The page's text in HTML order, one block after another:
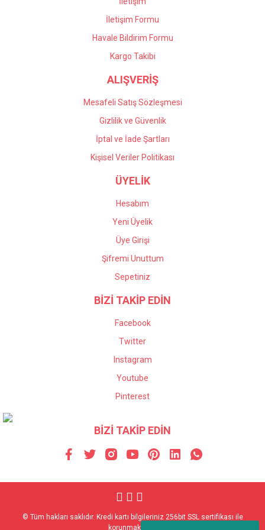
Gönder
İletişim Formu
Havale Bildirim Formu
Kargo Takibi
ALIŞVERİŞ
Mesafeli Satış Sözleşmesi
Gizlilik ve Güvenlik
İptal ve İade Şartları
Kişisel Veriler Politikası
ÜYELİK
Hesabım
Yeni Üyelik
Üye Girişi
Şifremi Unuttum
Sepetiniz
BİZİ TAKİP EDİN
Facebook
Twitter
Instagram
Youtube
Pinterest
BİZİ TAKİP EDİN
© Tüm hakları saklıdır. Kredi kartı bilgileriniz 256bit SSL sertifikası ile
korunmaktadır.